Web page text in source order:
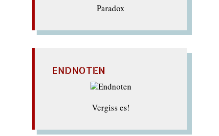
Paradox
ENDNOTEN
Vergiss es!